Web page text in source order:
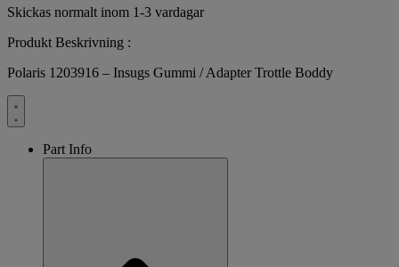
Skickas normalt inom 1-3 vardagar
Produkt Beskrivning :
Polaris 1203916 – Insugs Gummi / Adapter Trottle Boddy
Part Info